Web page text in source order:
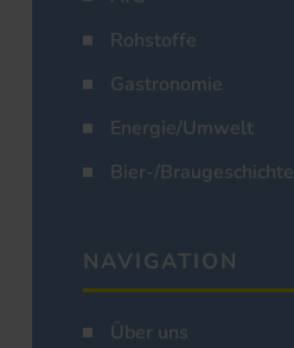
Rohstoffe
Gastronomie
Energie/Umwelt
Bier-/Braugeschichte
NAVIGATION
Über uns